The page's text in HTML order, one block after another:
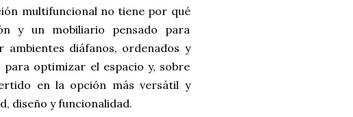
multifuncional no tiene por qué
y un mobiliario pensado para
ambientes diáfanos, ordenados y
optimizar el espacio y, sobre
en la opción más versátil y
diseño y funcionalidad.